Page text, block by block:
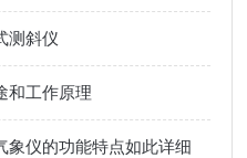
测斜仪
和工作原理
象仪的功能特点如此详细